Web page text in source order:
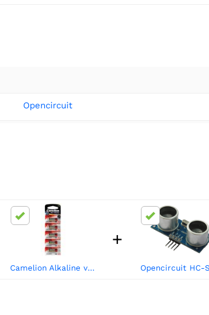
Opencircuit
Camelion Alkaline v23a / el12 12 v (5 stk/bl)
+